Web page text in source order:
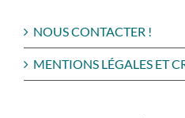
NOUS CONTACTER !
MENTIONS LÉGALES ET